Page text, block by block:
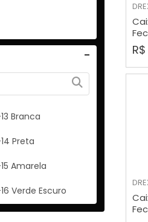
Branca
Preta
Amarela
Verde Escuro
Laranja
R$